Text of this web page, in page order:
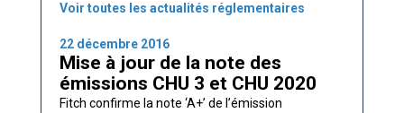
Voir toutes les actualités réglementaires
22 décembre 2016
Mise à jour de la note des
émissions CHU 3 et CHU 2020
Fitch confirme la note ‘A+’ de l’émission